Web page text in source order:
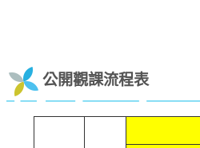
公開觀課流程表